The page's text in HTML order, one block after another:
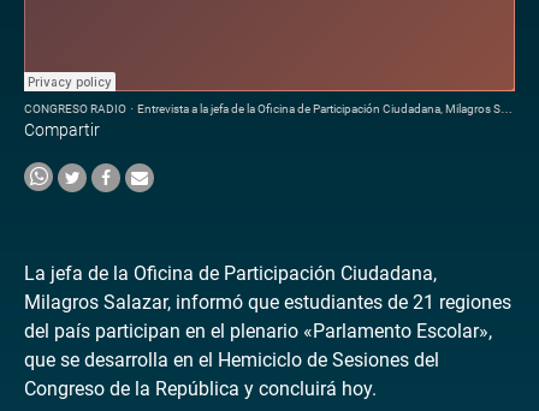
CONGRESO RADIO · Entrevista a la jefa de la Oficina de Participación Ciudadana, Milagros Salazar
Compartir
La jefa de la Oficina de Participación Ciudadana,
Milagros Salazar, informó que estudiantes de 21 regiones
del país participan en el plenario «Parlamento Escolar»,
que se desarrolla en el Hemiciclo de Sesiones del
Congreso de la República y concluirá hoy.